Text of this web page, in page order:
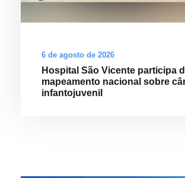
6 de agosto de 2026
Hospital São Vicente participa
mapeamento nacional sobre
infantojuvenil